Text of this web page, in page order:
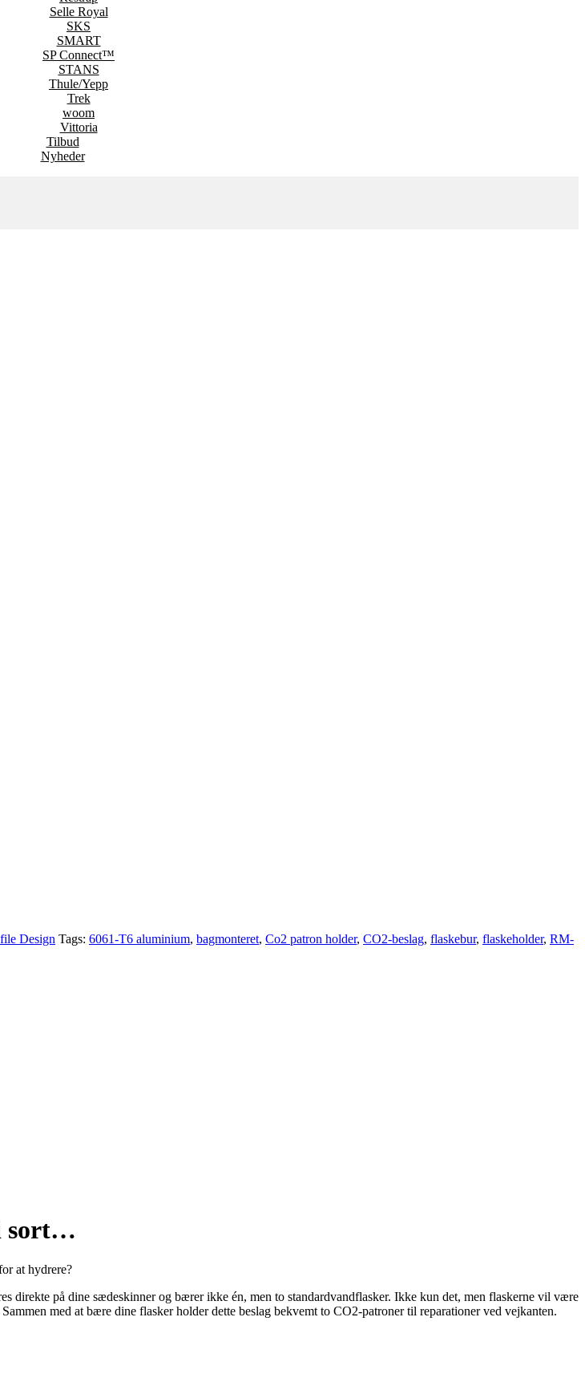
Selle Royal
SKS
SMART
SP Connect™
STANS
Thule/Yepp
Trek
woom
Vittoria
Tilbud
Nyheder
Design Tags: 6061-T6 aluminium, bagmonteret, Co2 patron holder, CO2-beslag, flaskebur, flaskeholder, RM-
sort…
at hydrere?
direkte på dine sædeskinner og bærer ikke én, men to standardvandflasker. Ikke kun det, men flaskerne vil være
med at bære dine flasker holder dette beslag bekvemt to CO2-patroner til reparationer ved vejkanten.